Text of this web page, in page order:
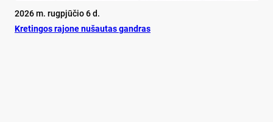
2026 m. rugpjūčio 6 d.
Kretingos rajone nušautas gandras